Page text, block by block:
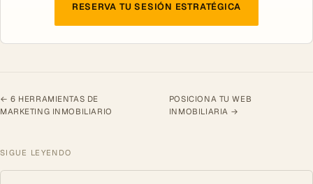
RESERVA TU SESIÓN ESTRATÉGICA
← 6 HERRAMIENTAS DE
MARKETING INMOBILIARIO
POSICIONA TU WEB
INMOBILIARIA →
SIGUE LEYENDO